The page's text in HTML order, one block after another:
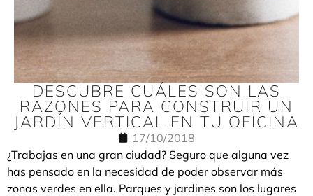
DESCUBRE CUÁLES SON LAS
RAZONES PARA CONSTRUIR UN
JARDÍN VERTICAL EN TU OFICINA
17/10/2018
¿Trabajas en una gran ciudad? Seguro que alguna vez
has pensado en la necesidad de poder observar más
zonas verdes en ella. Parques y jardines son los lugares